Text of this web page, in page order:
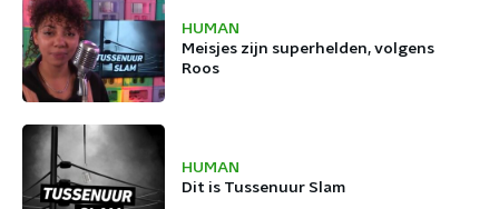
HUMAN
Meisjes zijn superhelden, volgens
Roos
HUMAN
Dit is Tussenuur Slam